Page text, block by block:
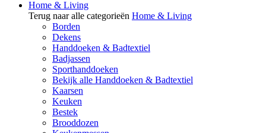
Home & Living
Terug naar alle categorieën Home & Living
Borden
Dekens
Handdoeken & Badtextiel
Badjassen
Sporthanddoeken
Bekijk alle Handdoeken & Badtextiel
Kaarsen
Keuken
Bestek
Brooddozen